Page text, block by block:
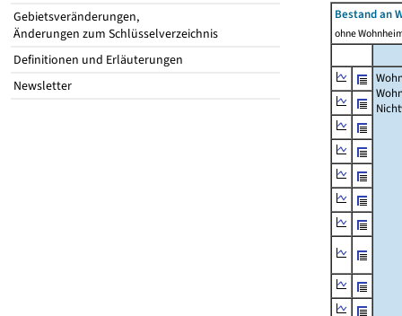
Gebietsveränderungen,
Änderungen zum Schlüsselverzeichnis
Definitionen und Erläuterungen
Newsletter
Bestand an
ohne